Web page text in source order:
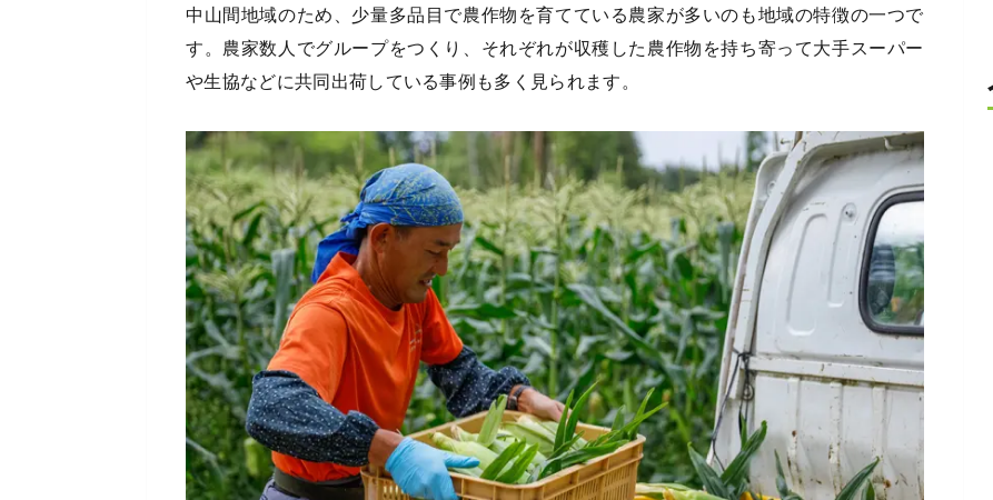
中山間地域のため、少量多品目で農作物を育てている農家が多いのも地域の特徴の一つで
す。農家数人でグループをつくり、それぞれが収穫した農作物を持ち寄って大手スーパー
や生協などに共同出荷している事例も多く見られます。